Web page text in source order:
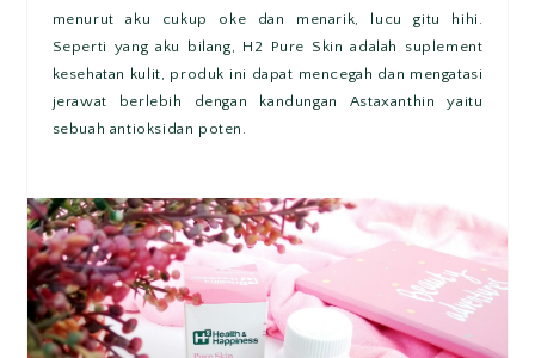
menurut aku cukup oke dan menarik, lucu gitu hihi.
Seperti yang aku bilang, H2 Pure Skin adalah suplement
kesehatan kulit, produk ini dapat mencegah dan mengatasi
jerawat berlebih dengan kandungan Astaxanthin yaitu
sebuah antioksidan poten.